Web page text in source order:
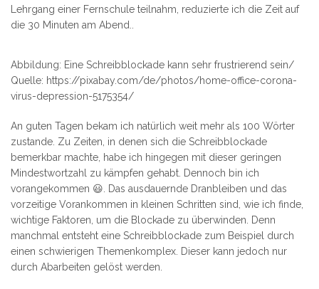
Lehrgang einer Fernschule teilnahm, reduzierte ich die Zeit auf
die 30 Minuten am Abend..
Abbildung: Eine Schreibblockade kann sehr frustrierend sein/
Quelle: https://pixabay.com/de/photos/home-office-corona-
virus-depression-5175354/
An guten Tagen bekam ich natürlich weit mehr als 100 Wörter
zustande. Zu Zeiten, in denen sich die Schreibblockade
bemerkbar machte, habe ich hingegen mit dieser geringen
Mindestwortzahl zu kämpfen gehabt. Dennoch bin ich
vorangekommen 😃. Das ausdauernde Dranbleiben und das
vorzeitige Vorankommen in kleinen Schritten sind, wie ich finde,
wichtige Faktoren, um die Blockade zu überwinden. Denn
manchmal entsteht eine Schreibblockade zum Beispiel durch
einen schwierigen Themenkomplex. Dieser kann jedoch nur
durch Abarbeiten gelöst werden.